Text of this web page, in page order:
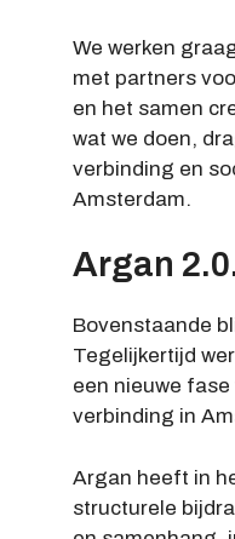
We werken
met partners
en het samen
wat we doen,
verbinding en
Amsterdam.
Argan
Bovenstaande
Tegelijkertijd
een nieuwe
verbinding in
Argan heeft in
structurele